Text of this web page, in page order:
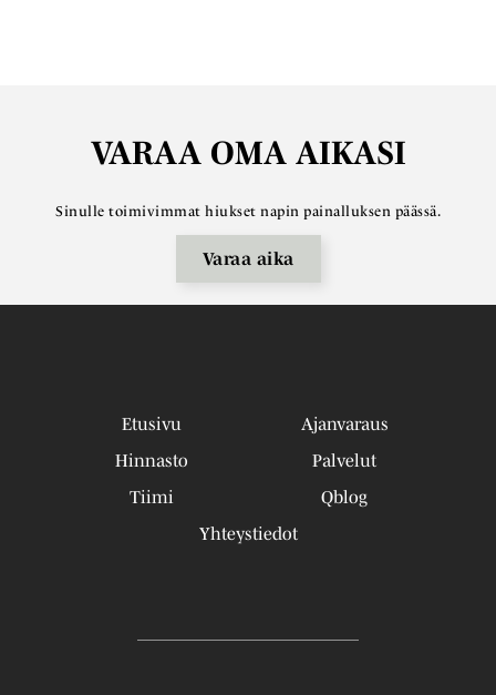
VARAA OMA AIKASI
Sinulle toimivimmat hiukset napin painalluksen päässä.
Varaa aika
Etusivu
Ajanvaraus
Hinnasto
Palvelut
Tiimi
Qblog
Yhteystiedot